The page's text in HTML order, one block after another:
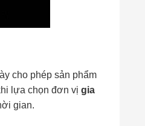
cho phép sản phẩm
lựa chọn đơn vị gia
gian.